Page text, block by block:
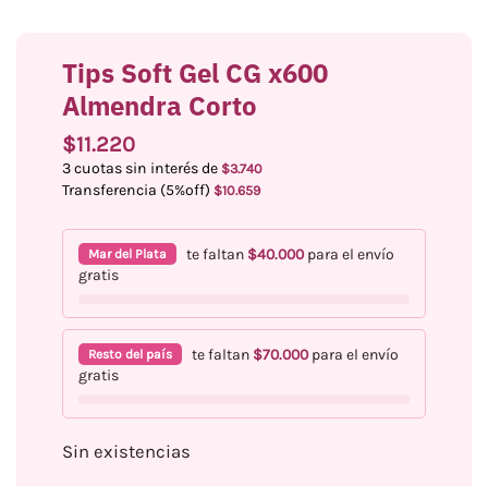
Tips Soft Gel CG x600
Almendra Corto
$11.220
3 cuotas sin interés de $3.740
Transferencia (5%off) $10.659
Mar del Plata te faltan $40.000para el envío
gratis
Resto del país te faltan $70.000para el envío
gratis
Sin existencias